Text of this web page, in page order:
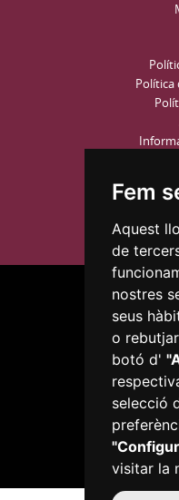
Fem
Aquest
de
nostres
seus
o
botó d'
selecció
visitar la
Política
Plaça del